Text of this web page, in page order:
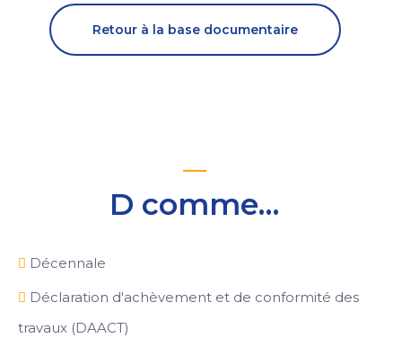
Retour à la base documentaire
D comme…
Décennale
Déclaration d'achèvement et de conformité des
travaux (DAACT)